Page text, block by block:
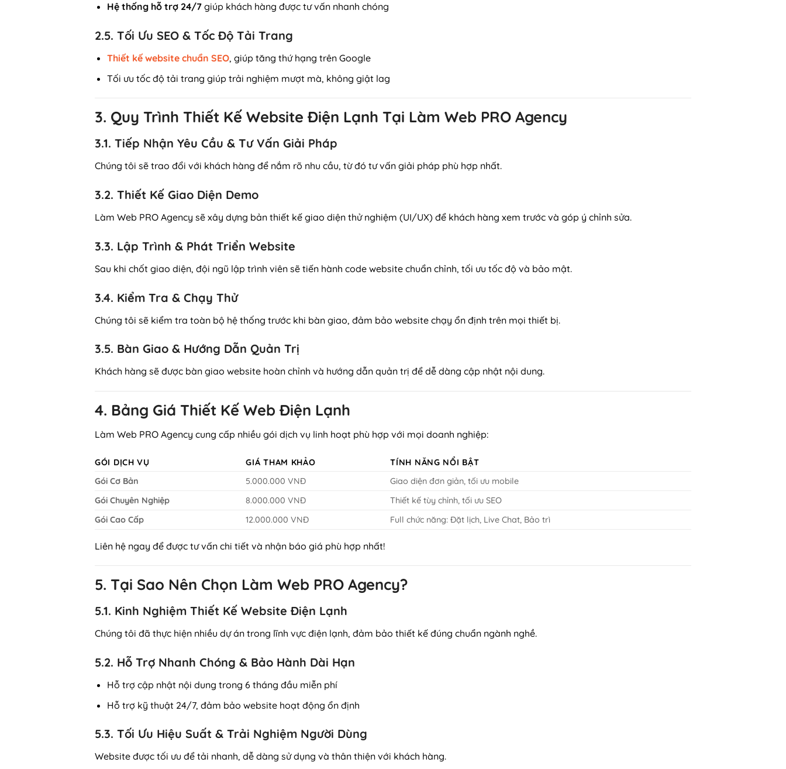
Hệ thống hỗ trợ 24/7giúp khách hàng được tư vấn nhanh chóng
2.5. Tối Ưu SEO & Tốc Độ Tải Trang
Thiết kế website chuẩn SEO, giúp tăng thứ hạng trên Google
Tối ưu tốc độ tải trang giúp trải nghiệm mượt mà, không giật lag
3. Quy Trình Thiết Kế Website Điện Lạnh Tại Làm Web PRO Agency
3.1. Tiếp Nhận Yêu Cầu & Tư Vấn Giải Pháp
Chúng tôi sẽ trao đổi với khách hàng để nắm rõ nhu cầu, từ đó tư vấn giải pháp phù hợp nhất.
3.2. Thiết Kế Giao Diện Demo
Làm Web PRO Agency sẽ xây dựng bản thiết kế giao diện thử nghiệm (UI/UX) để khách hàng xem trước và góp ý chỉnh sửa.
3.3. Lập Trình & Phát Triển Website
Sau khi chốt giao diện, đội ngũ lập trình viên sẽ tiến hành code website chuẩn chỉnh, tối ưu tốc độ và bảo mật.
3.4. Kiểm Tra & Chạy Thử
Chúng tôi sẽ kiểm tra toàn bộ hệ thống trước khi bàn giao, đảm bảo website chạy ổn định trên mọi thiết bị.
3.5. Bàn Giao & Hướng Dẫn Quản Trị
Khách hàng sẽ được bàn giao website hoàn chỉnh và hướng dẫn quản trị để dễ dàng cập nhật nội dung.
4. Bảng Giá Thiết Kế Web Điện Lạnh
Làm Web PRO Agency cung cấp nhiều gói dịch vụ linh hoạt phù hợp với mọi doanh nghiệp:
GÓI DỊCH VỤ GIÁ THAM KHẢO
TÍNH NĂNG NỔI BẬT
Gói Cơ Bản
5.000.000 VNĐ
Giao diện đơn giản, tối ưu mobile
Gói Chuyên Nghiệp
8.000.000 VNĐ
Thiết kế tùy chỉnh, tối ưu SEO
Gói Cao Cấp
12.000.000 VNĐ Full chức năng: Đặt lịch, Live Chat, Bảo trì
Liên hệ ngay để được tư vấn chi tiết và nhận báo giá phù hợp nhất!
5. Tại Sao Nên Chọn Làm Web PRO Agency?
5.1. Kinh Nghiệm Thiết Kế Website Điện Lạnh
Chúng tôi đã thực hiện nhiều dự án trong lĩnh vực điện lạnh, đảm bảo thiết kế đúng chuẩn ngành nghề.
5.2. Hỗ Trợ Nhanh Chóng & Bảo Hành Dài Hạn
Hỗ trợ cập nhật nội dung trong 6 tháng đầu miễn phí
Hỗ trợ kỹ thuật 24/7, đảm bảo website hoạt động ổn định
5.3. Tối Ưu Hiệu Suất & Trải Nghiệm Người Dùng
Website được tối ưu để tải nhanh, dễ dàng sử dụng và thân thiện với khách hàng.